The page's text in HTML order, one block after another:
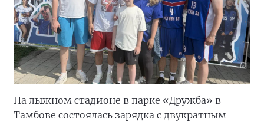
На лыжном стадионе в парке «Дружба» в
Тамбове состоялась зарядка с двукратным